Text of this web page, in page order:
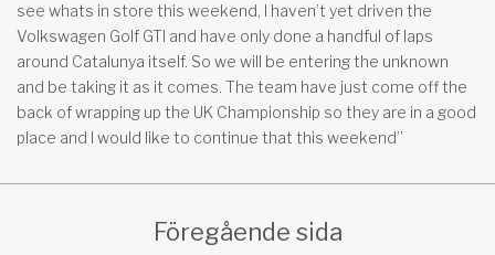
see whats in store this weekend, I haven’t yet driven the
Volkswagen Golf GTI and have only done a handful of laps
around Catalunya itself. So we will be entering the unknown
and be taking it as it comes. The team have just come off the
back of wrapping up the UK Championship so they are in a good
place and I would like to continue that this weekend”
Föregående sida